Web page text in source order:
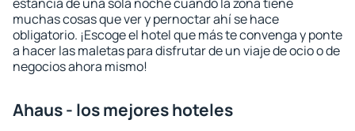
muchas cosas que ver y pernoctar ahí se hace
obligatorio. ¡Escoge el hotel que más te convenga y ponte
a hacer las maletas para disfrutar de un viaje de ocio o de
negocios ahora mismo!
Ahaus - los mejores hoteles